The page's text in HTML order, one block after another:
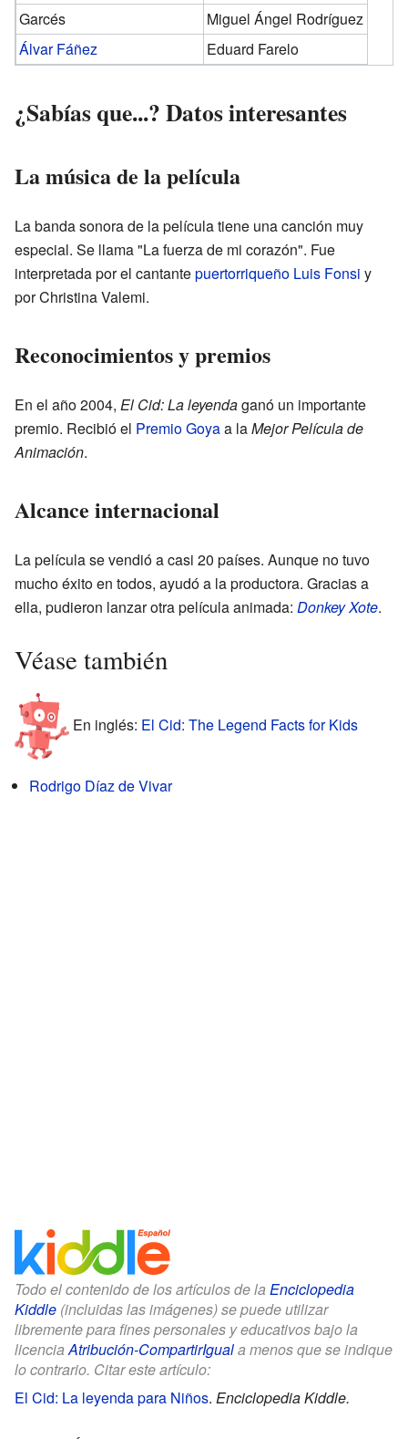
Garcés
Miguel Ángel Rodríguez
Álvar Fáñez
Eduard Farelo
¿Sabías que...? Datos interesantes
La música de la película
La banda sonora de la película tiene una canción muy
especial. Se llama "La fuerza de mi corazón". Fue
interpretada por el cantantepuertorriqueño Luis Fonsi y
por Christina Valemi.
Reconocimientos y premios
En el año 2004, El Cid: La leyendaganó un importante
premio. Recibió el Premio Goyaa laMejor Película de
Animación.
Alcance internacional
La película se vendió a casi 20 países. Aunque no tuvo
mucho éxito en todos, ayudó a la productora. Gracias a
ella, pudieron lanzar otra película animada: Donkey Xote.
Véase también
En inglés: El Cid: The Legend Facts for Kids
Rodrigo Díaz de Vivar
Todo el contenido de los artículos de la Enciclopedia
Kiddle (incluidas las imágenes) se puede utilizar
libremente para fines personales y educativos bajo la
licenciaAtribución-CompartirIguala menos que se indique
lo contrario. Citar este artículo:
El Cid: La leyenda para Niños. Enciclopedia Kiddle.